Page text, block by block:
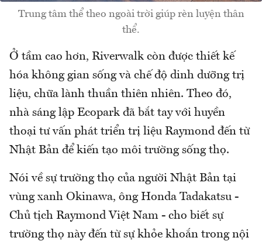
Trung tâm thể theo ngoài trời giúp rèn luyện thân
thể.
Ở tầm cao hơn, Riverwalk còn được thiết kế
hóa không gian sống và chế độ dinh dưỡng trị
liệu, chữa lành thuần thiên nhiên. Theo đó,
nhà sáng lập Ecopark đã bắt tay với huyền
thoại tư vấn phát triển trị liệu Raymond đến từ
Nhật Bản để kiến tạo môi trường sống thọ.
Nói về sự trường thọ của người Nhật Bản tại
vùng xanh Okinawa, ông Honda Tadakatsu -
Chủ tịch Raymond Việt Nam - cho biết sự
trường thọ này đến từ sự khỏe khoắn trong nội